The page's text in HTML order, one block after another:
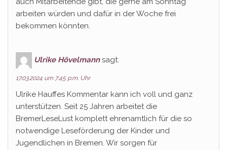
arbeiten würden und dafür in der Woche frei
bekommen könnten.
Ulrike Hövelmann sagt:
17.03.2024 um 7:45 p.m. Uhr
Ulrike Hauffes Kommentar kann ich voll und ganz
unterstützen. Seit 25 Jahren arbeitet die
BremerLeseLust komplett ehrenamtlich für die so
notwendige Leseförderung der Kinder und
Jugendlichen in Bremen. Wir sorgen für